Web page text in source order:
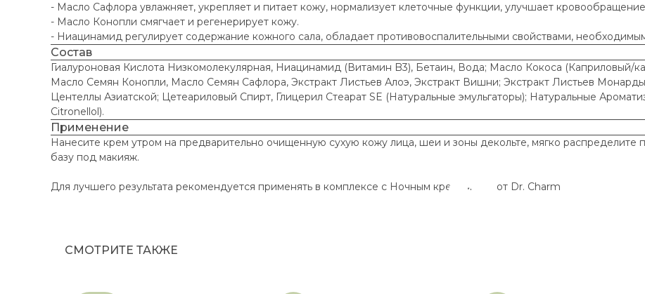
- Масло Сафлора увлажняет, укрепляет и питает кожу, нормализует клеточные функции, улучшает
- Масло Конопли смягчает и регенерирует кожу.
- Ниацинамид регулирует содержание кожного сала, обладает противовоспалительными свойствами,
Состав
Гиалуроновая Кислота Низкомолекулярная, Ниацинамид (Витамин B3), Бетаин, Вода; Масло Кокоса (Каприловый/
Масло Семян Конопли, Масло Семян Сафлора, Экстракт Листьев Алоэ, Экстракт Вишни; Экстракт Листьев
Центеллы Азиатской; Цетеариловый Спирт, Глицерил Стеарат SE (Натуральные эмульгаторы); Натуральные
Citronellol).
Применение
Нанесите крем утром на предварительно очищенную сухую кожу лица, шеи и зоны декольте, мягко
базу под макияж.
Для лучшего результата рекомендуется применять в комплексе с Ночным кремом 30+ от Dr. Charm
СМОТРИТЕ ТАКЖЕ